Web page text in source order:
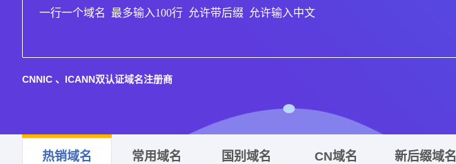
CNNIC 、ICANN双认证域名注册商
热销域名 常用域名 国别域名 CN域名 新后缀域名